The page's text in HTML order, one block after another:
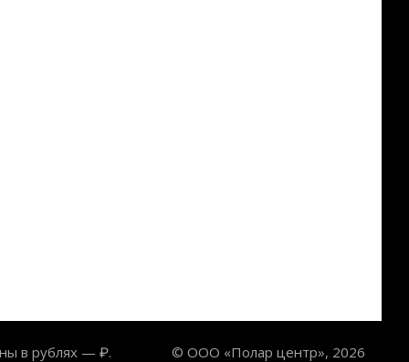
в рублях — ₽. © ООО «Полар центр», 2026